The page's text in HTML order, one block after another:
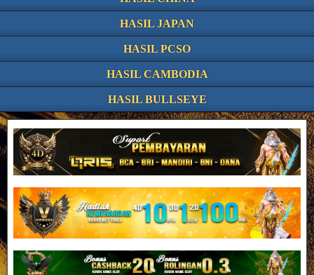
HASIL JAPAN
HASIL PCSO
HASIL CAMBODIA
HASIL BULLSEYE